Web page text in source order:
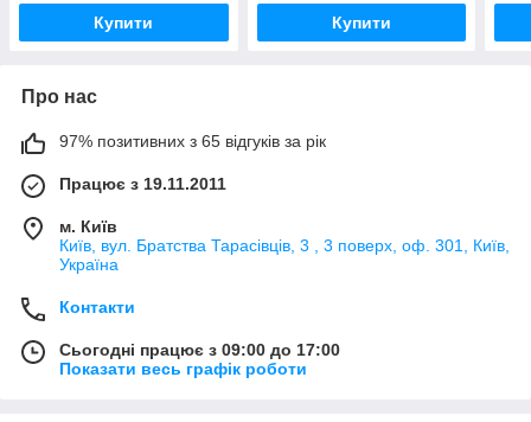
Купити Купити
Про нас
97% позитивних з 65 відгуків за рік
Працює з 19.11.2011
м. Київ
Київ, вул. Братства Тарасівців, 3 , 3 поверх, оф. 301, Київ,
Україна
Контакти
Сьогодні працює з 09:00 до 17:00
Показати весь графік роботи